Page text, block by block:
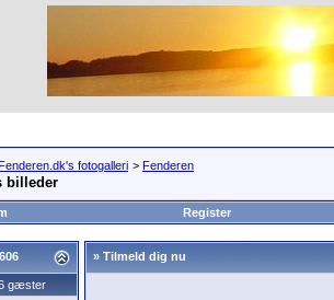
Fenderen.dk's fotogalleri > Fenderen
billeder
Register
gæster
» Tilmeld dig nu